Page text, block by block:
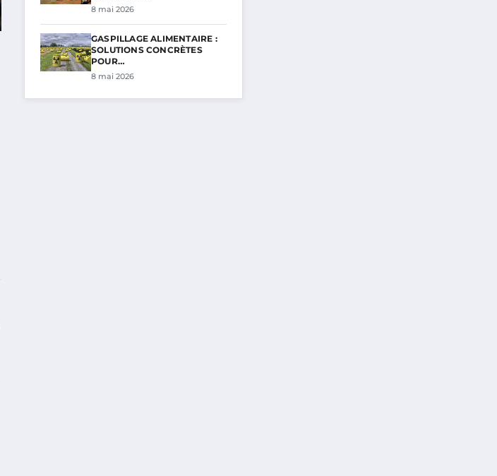
8 mai 2026
GASPILLAGE ALIMENTAIRE :
SOLUTIONS CONCRÈTES
POUR…
8 mai 2026